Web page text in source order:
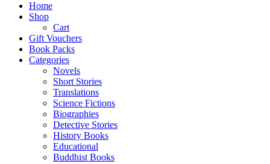
Home
Shop
Cart
Gift Vouchers
Book Packs
Categories
Novels
Short Stories
Translations
Science Fictions
Biographies
Detective Stories
History Books
Educational
Buddhist Books